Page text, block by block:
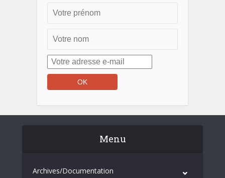
Menu
Archives/Documentation